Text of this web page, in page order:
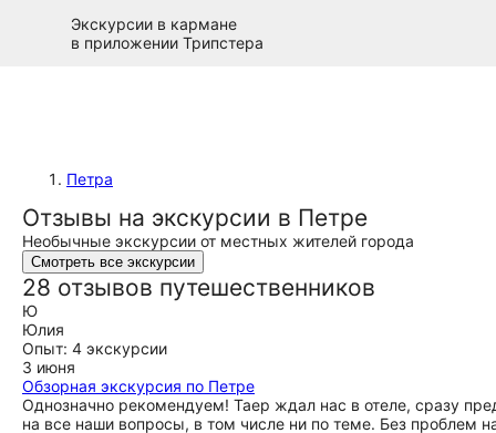
Экскурсии в кармане
в приложении Трипстера
Петра
Отзывы на экскурсии в Петре
Необычные экскурсии от местных жителей города
Смотреть все экскурсии
28 отзывов путешественников
Ю
Юлия
Опыт: 4 экскурсии
3 июня
Обзорная экскурсия по Петре
Однозначно рекомендуем! Таер ждал нас в отеле, сразу
на все наши вопросы, в том числе ни по теме. Без проблем